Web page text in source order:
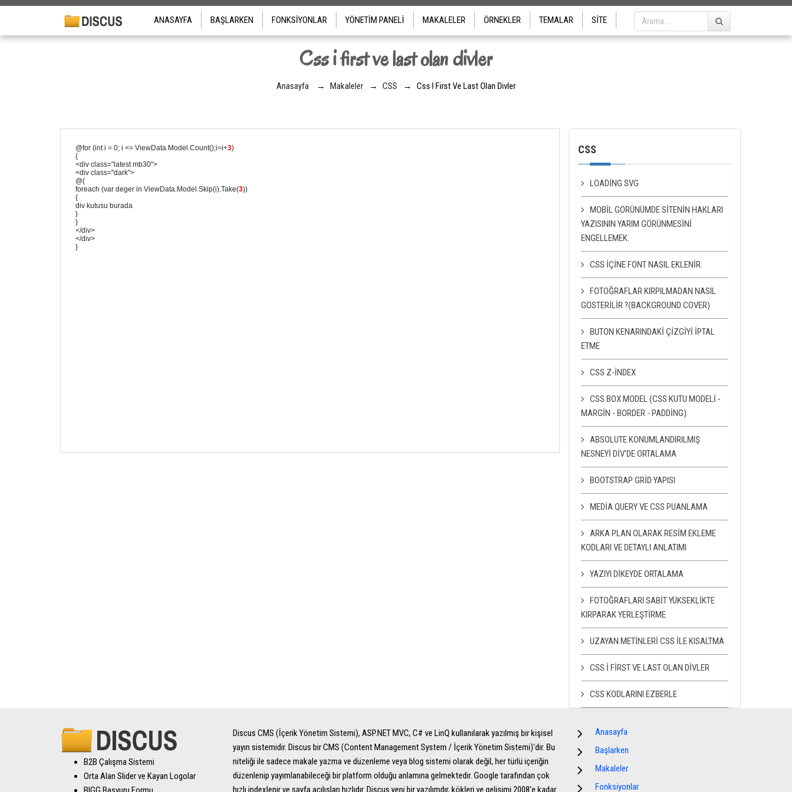
ANASAYFA BAŞLARKEN FONKSIYONLAR YÖNETIM PANELI MAKALELER ÖRNEKLER TEMALAR SITE
Css i first ve last olan divler
Anasayfa → Makaleler → CSS → Css I First Ve Last Olan Divler
@for (int i = 0; i <= ViewData.Model.Count();i=i+3)
{
<div class="latest mb30">
<div class="dark">
@{
foreach (var deger in ViewData.Model.Skip(i).Take(3))
{
div kutusu burada
}
}
</div>
</div>
}
CSS
LOADING SVG
MOBIL GÖRÜNÜMDE SITENIN HAKLARI
YAZISININ YARIM GÖRÜNMESINI
ENGELLEMEK.
CSS IÇINE FONT NASIL EKLENIR.
FOTOĞRAFLAR KIRPILMADAN NASIL
GÖSTERILIR ?(BACKGROUND COVER)
BUTON KENARINDAKI ÇIZGIYI IPTAL
ETME
CSS Z-INDEX
CSS BOX MODEL (CSS KUTU MODELI -
MARGIN - BORDER - PADDING)
ABSOLUTE KONUMLANDIRILMIŞ
NESNEYI DIV'DE ORTALAMA
BOOTSTRAP GRID YAPISI
MEDIA QUERY VE CSS PUANLAMA
ARKA PLAN OLARAK RESIM EKLEME
KODLARI VE DETAYLI ANLATIMI
YAZIYI DIKEYDE ORTALAMA
FOTOĞRAFLARI SABIT YÜKSEKLIKTE
KIRPARAK YERLEŞTIRME
UZAYAN METINLERI CSS ILE KISALTMA
CSS I FIRST VE LAST OLAN DIVLER
CSS KODLARINI EZBERLE
B2B Çalışma Sistemi
Orta Alan Slider ve Kayan Logolar
Discus CMS (İçerik Yönetim Sistemi), ASP.NET MVC, C# ve LinQ kullanılarak yazılmış bir kişisel
yayın sistemidir. Discus bir CMS (Content Management System / İçerik Yönetim Sistemi)'dir. Bu
niteliği ile sadece makale yazma ve düzenleme veya blog sistemi olarak değil, her türlü içeriğin
düzenlenip yayımlanabileceği bir platform olduğu anlamına gelmektedir. Google tarafından çok
hızlı indexlenir ve sayfa açılışları hızlıdır. Discus yeni bir yazılımdır, kökleri ve gelişimi 2008'e kadar
Anasayfa
Başlarken
Makaleler
Fonksiyonlar